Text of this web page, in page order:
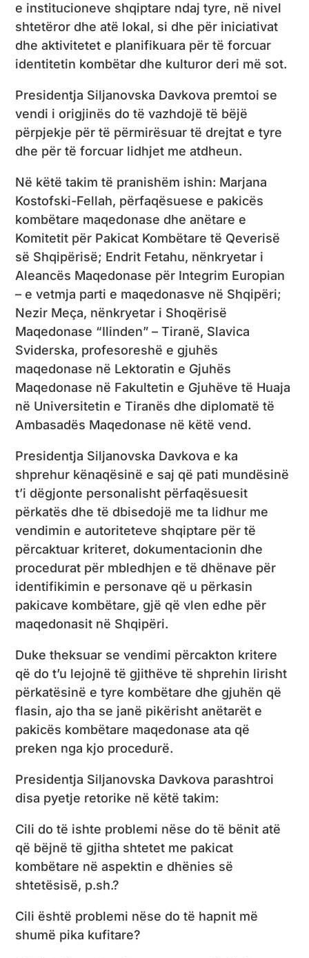
e institucioneve shqiptare ndaj tyre, në nivel
shtetëror dhe atë lokal, si dhe për iniciativat
dhe aktivitetet e planifikuara për të forcuar
identitetin kombëtar dhe kulturor deri më sot.
Presidentja Siljanovska Davkova premtoi se
vendi i origjinës do të vazhdojë të bëjë
përpjekje për të përmirësuar të drejtat e tyre
dhe për të forcuar lidhjet me atdheun.
Në këtë takim të pranishëm ishin: Marjana
Kostofski-Fellah, përfaqësuese e pakicës
kombëtare maqedonase dhe anëtare e
Komitetit për Pakicat Kombëtare të Qeverisë
së Shqipërisë; Endrit Fetahu, nënkryetar i
Aleancës Maqedonase për Integrim Europian
– e vetmja parti e maqedonasve në Shqipëri;
Nezir Meça, nënkryetar i Shoqërisë
Maqedonase “Ilinden” – Tiranë, Slavica
Sviderska, profesoreshë e gjuhës
maqedonase në Lektoratin e Gjuhës
Maqedonase në Fakultetin e Gjuhëve të Huaja
në Universitetin e Tiranës dhe diplomatë të
Ambasadës Maqedonase në këtë vend.
Presidentja Siljanovska Davkova e ka
shprehur kënaqësinë e saj që pati mundësinë
t’i dëgjonte personalisht përfaqësuesit
përkatës dhe të dbisedojë me ta lidhur me
vendimin e autoriteteve shqiptare për të
përcaktuar kriteret, dokumentacionin dhe
procedurat për mbledhjen e të dhënave për
identifikimin e personave që u përkasin
pakicave kombëtare, gjë që vlen edhe për
maqedonasit në Shqipëri.
Duke theksuar se vendimi përcakton kritere
që do t’u lejojnë të gjithëve të shprehin lirisht
përkatësinë e tyre kombëtare dhe gjuhën që
flasin, ajo tha se janë pikërisht anëtarët e
pakicës kombëtare maqedonase ata që
preken nga kjo procedurë.
Presidentja Siljanovska Davkova parashtroi
disa pyetje retorike në këtë takim:
Cili do të ishte problemi nëse do të bënit atë
që bëjnë të gjitha shtetet me pakicat
kombëtare në aspektin e dhënies së
shtetësisë, p.sh.?
Cili është problemi nëse do të hapnit më
shumë pika kufitare?